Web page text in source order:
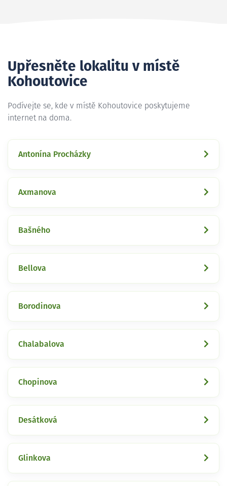
Upřesněte lokalitu v místě
Kohoutovice
Podívejte se, kde v místě Kohoutovice poskytujeme
internet na doma.
Antonína Procházky
Axmanova
Bašného
Bellova
Borodinova
Chalabalova
Chopinova
Desátková
Glinkova